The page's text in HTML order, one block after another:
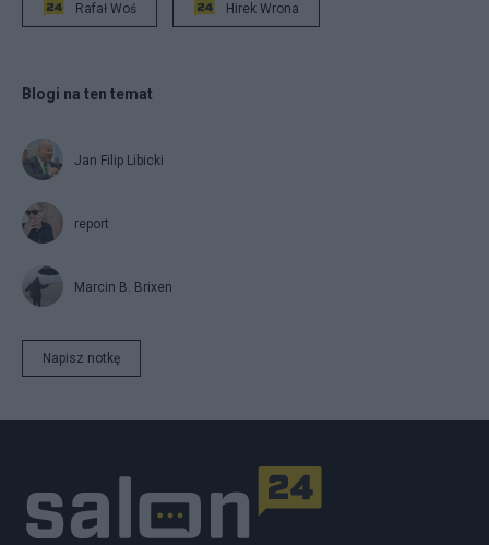
Rafał Woś Hirek Wrona
Blogi na ten temat
Jan Filip Libicki
report
Marcin B. Brixen
Napisz notkę